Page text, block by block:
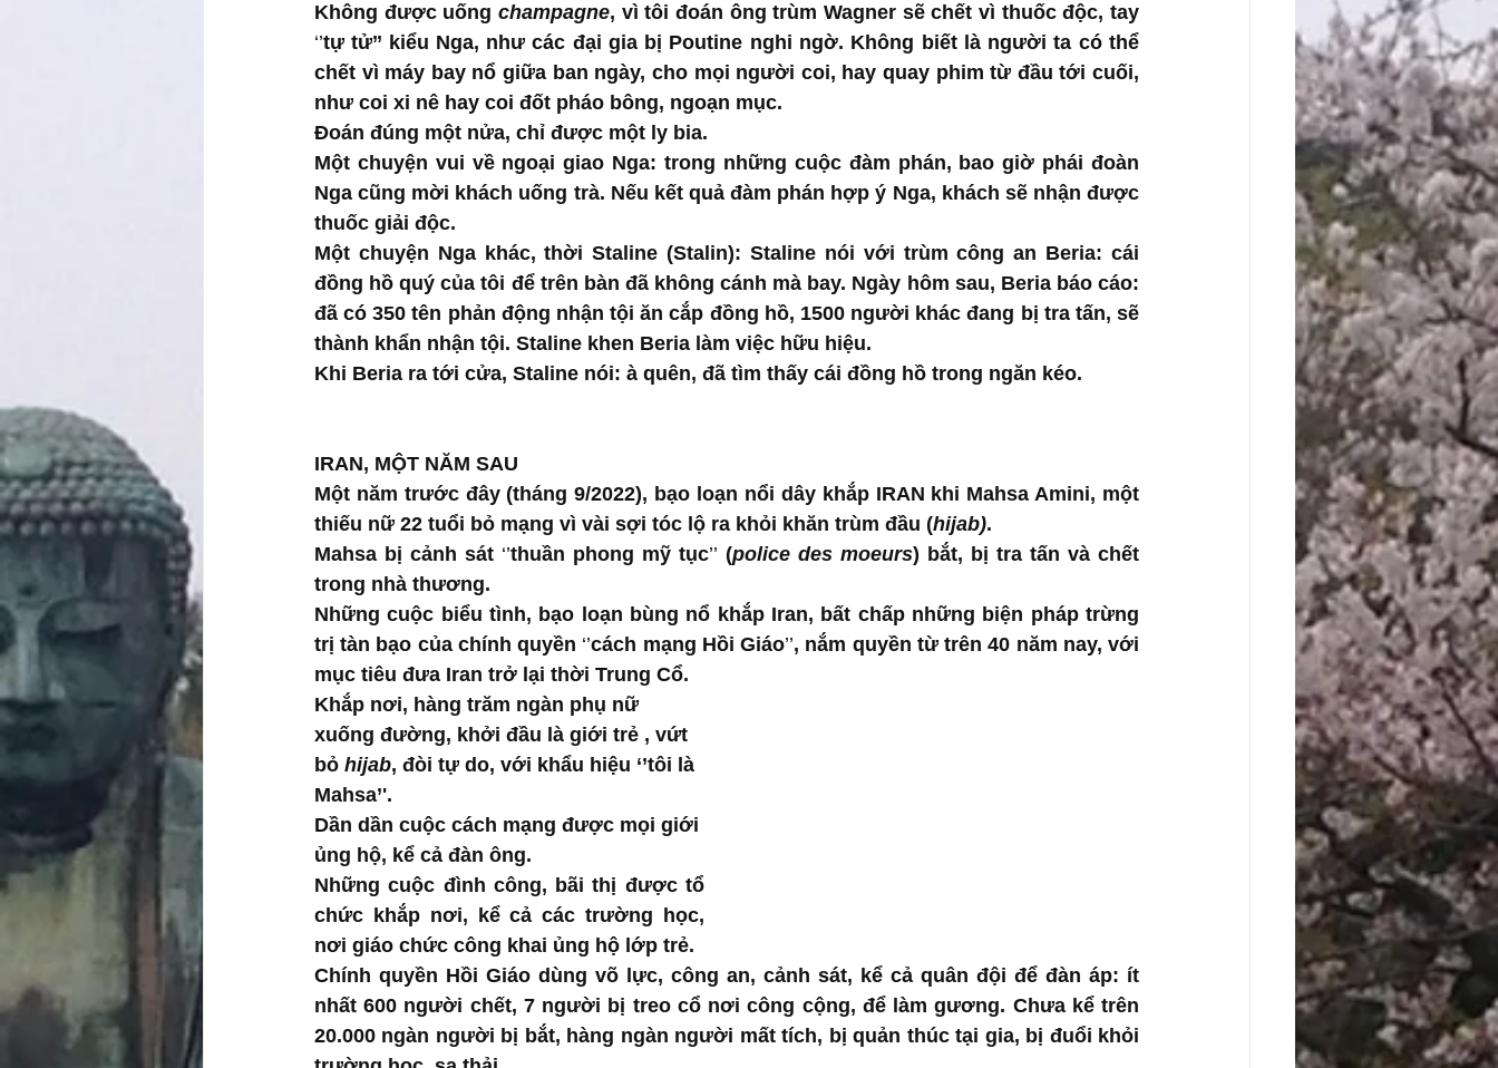
Không được uống champagne
‘’tự tử’’ kiểu Nga, như các đại gia bị Poutine nghi ngờ. Không biết là người ta có thể
chết vì máy bay nổ giữa ban ngày, cho mọi người coi, hay quay phim từ đầu tới cuối,
như coi xi nê hay coi đốt pháo bông, ngoạn mục.
Đoán đúng một nửa, chỉ được một ly bia.
Một chuyện vui về ngoại giao Nga: trong những cuộc đàm phán, bao giờ phái đoàn
Nga cũng mời khách uống trà. Nếu kết quả đàm phán hợp ý Nga, khách sẽ nhận được
thuốc giải độc.
Một chuyện Nga khác, thời Staline (Stalin): Staline nói với trùm công an Beria: cái
đồng hồ quý của tôi để trên bàn đã không cánh mà bay. Ngày hôm sau, Beria báo cáo:
đã có 350 tên phản động nhận tội ăn cắp đồng hồ, 1500 người khác đang bị tra tấn, sẽ
thành khẩn nhận tội. Staline khen Beria làm việc hữu hiệu.
Khi Beria ra tới cửa, Staline nói: à quên, đã tìm thấy cái đồng hồ trong ngăn kéo.
IRAN, MỘT NĂM SAU
Một năm trước đây (tháng 9/2022), bạo loạn nổi dây khắp IRAN khi Mahsa Amini, một
thiếu nữ 22 tuổi bỏ mạng vì vài sợi tóc lộ ra khỏi khăn trùm đầu (hijab).
Mahsa bị cảnh sát ‘’thuần phong mỹ tục’’ (police des moeurs) bắt, bị tra tấn và chết
trong nhà thương.
Những cuộc biểu tình, bạo loạn bùng nổ khắp Iran, bất chấp những biện pháp trừng
trị tàn bạo của chính quyền ‘’cách mạng Hồi Giáo’’, nắm quyền từ trên 40 năm nay, với
mục tiêu đưa Iran trở lại thời Trung Cổ.
Khắp nơi, hàng trăm ngàn phụ nữ
xuống đường, khởi đầu là giới trẻ , vứt
bỏ hijab, đòi tự do, với khẩu hiệu ‘’tôi là
Mahsa’'.
Dần dần cuộc cách mạng được mọi giới
ủng hộ, kể cả đàn ông.
Những cuộc đình công, bãi thị được tổ
chức khắp nơi, kể cả các trường học,
nơi giáo chức công khai ủng hộ lớp trẻ.
Chính quyền Hồi Giáo dùng võ lực, công an, cảnh sát, kể cả quân đội để đàn áp: ít
nhất 600 người chết, 7 người bị treo cổ nơi công cộng, để làm gương. Chưa kể trên
20.000 ngàn người bị bắt, hàng ngàn người mất tích, bị quản thúc tại gia, bị đuổi khỏi